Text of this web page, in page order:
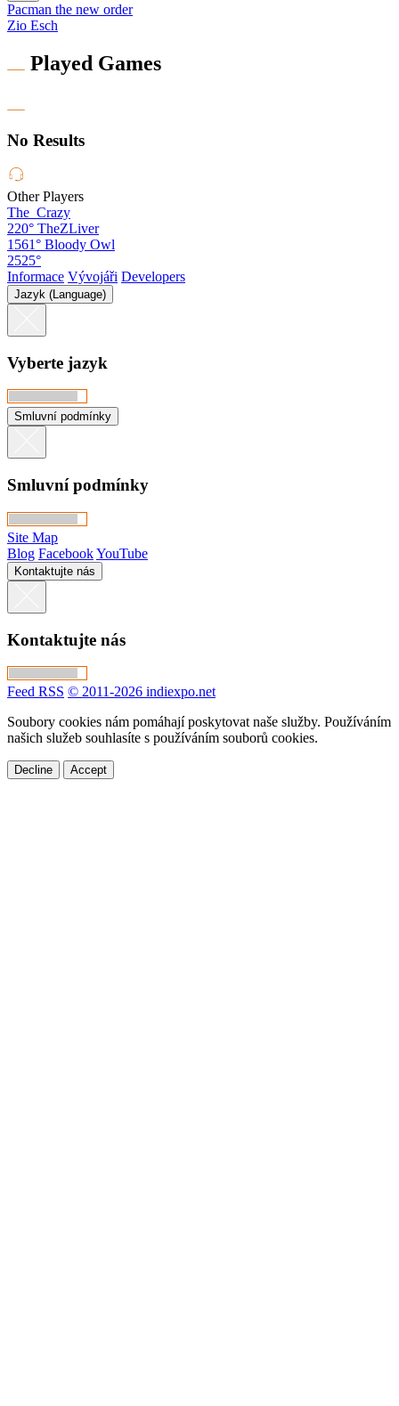
Pacman the new order
Zio Esch
Played Games
No Results
Other Players
The_Crazy
220° TheZLiver
1561° Bloody Owl
2525°
Informace Vývojáři Developers
Jazyk (Language)
Vyberte jazyk
Smluvní podmínky
Smluvní podmínky
Site Map
Blog FacebookYouTube
Kontaktujte nás
Kontaktujte nás
Feed RSS © 2011-2026 indiexpo.net
Soubory cookies nám pomáhají poskytovat naše služby. Používáním
našich služeb souhlasíte s používáním souborů cookies.
Decline Accept